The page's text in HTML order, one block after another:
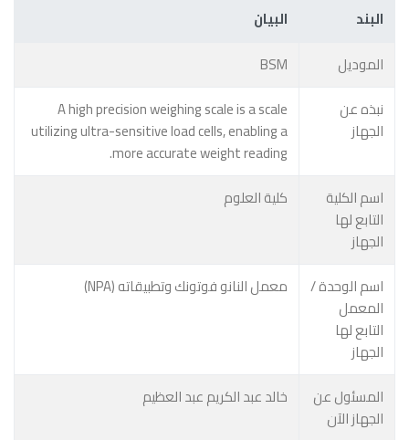
البند
البيان
الموديل
BSM
نبذه عن
الجهاز
A high precision weighing scale is a scale
utilizing ultra-sensitive load cells, enabling a
more accurate weight reading.
اسم الكلية
التابع لها
الجهاز
كلية العلوم
اسم الوحدة /
المعمل
التابع لها
الجهاز
معمل النانو فوتونك وتطبيقاته (NPA)
المسئول عن
الجهاز الآن
خالد عبد الكريم عبد العظيم